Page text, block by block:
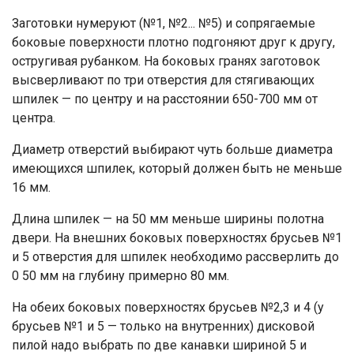
Заготовки нумеруют (№1, №2... №5) и сопрягаемые
боковые поверхности плотно подгоняют друг к другу,
остругивая рубанком. На боковых гранях заготовок
высверливают по три отверстия для стягивающих
шпилек — по центру и на расстоянии 650-700 мм от
центра.
Диаметр отверстий выбирают чуть больше диаметра
имеющихся шпилек, который должен быть не меньше
16 мм.
Длина шпилек — на 50 мм меньше ширины полотна
двери. На внешних боковых поверхностях брусьев №1
и 5 отверстия для шпилек необходимо рассверлить до
0 50 мм на глубину примерно 80 мм.
На обеих боковых поверхностях брусьев №2,3 и 4 (у
брусьев №1 и 5 — только на внутренних) дисковой
пилой надо выбрать по две канавки шириной 5 и